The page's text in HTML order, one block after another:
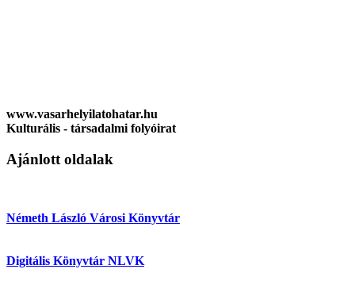
www.vasarhelyilatohatar.hu
Kulturális - társadalmi folyóirat
Ajánlott oldalak
Németh László Városi Könyvtár
Digitális Könyvtár NLVK